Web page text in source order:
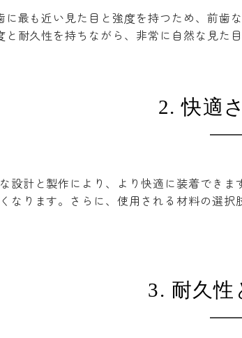
に最も近い見た目と強度を持つため、前歯
と耐久性を持ちながら、非常に自然な見た目
2. 快適
設計と製作により、より快適に装着でき
なります。さらに、使用される材料の選
3. 耐久性